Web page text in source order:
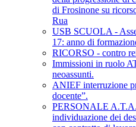
di Frosinone su
Rua
USB SCUOLA -
17: anno di
RICORSO - contro
Immissioni in ruolo
neoassunti.
ANIEF interruzione
docente”.
PERSONALE
individuazione dei